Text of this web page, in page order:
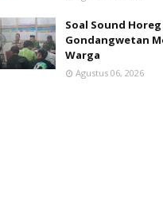
Soal Sound
Gondangwetan
Warga
Agustus 06, 2026